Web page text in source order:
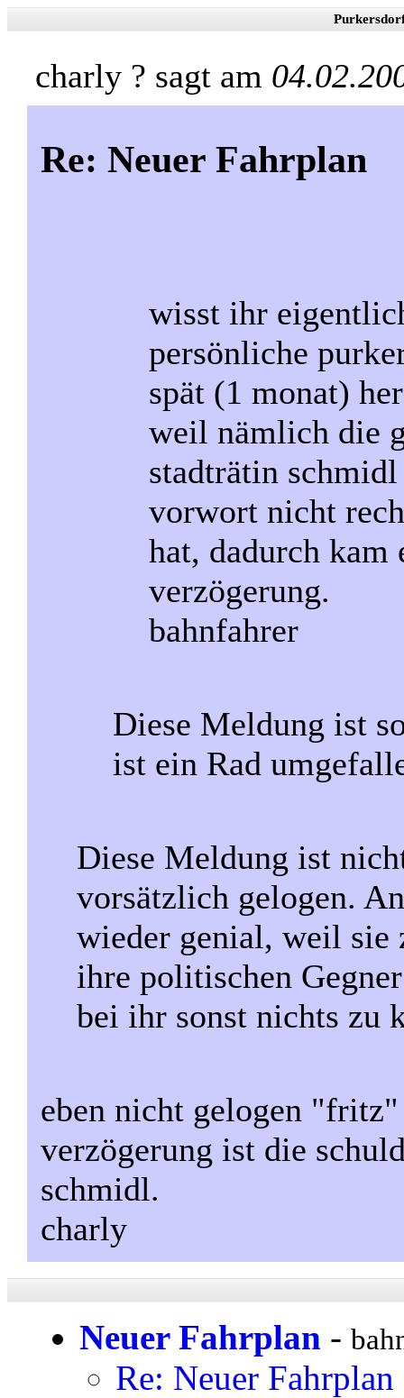
charly ? sagt am
Re: Neuer Fahrplan
wisst ihr
persönliche
spät (1 monat)
weil nämlich die
stadträtin
vorwort nicht
hat, dadurch kam
verzögerung.
bahnfahrer
Diese Meldung ist
ist ein Rad
Diese Meldung ist
vorsätzlich gelogen.
wieder genial, weil
ihre politischen
bei ihr sonst nichts zu
eben nicht gelogen "fritz"
verzögerung ist die
schmidl.
charly
Neuer Fahrplan -
Re: Neuer Fahrplan